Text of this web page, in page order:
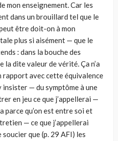
mon enseignement. Car les
dans un brouillard tel que le
être doit-on à mon
plus si aisément — que le
: dans la bouche des
la dite valeur de vérité. Ça n’a
rapport avec cette équivalence
insister — du symptôme à une
en jeu ce que j’appellerai —
parce qu’on est entre soi et
— ce que j’appellerai
soucier que (p. 29 AFI) les